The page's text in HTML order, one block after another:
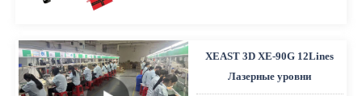
XEAST 3D XE-90G 12Lines
Лазерные уровни